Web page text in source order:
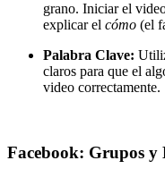
grano. Iniciar el
explicar el cómo (el
Palabra Clave:
claros para que el
video correctamente.
Facebook: Grupos y